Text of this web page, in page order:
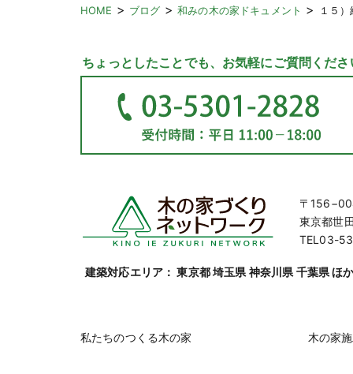
HOME > ブログ >和みの木の家ドキュメント > １５
ちょっとしたことでも、お気軽にご質問くださ
〒
東京都世
TEL03-
建築対応エリア： 東京都 埼玉県 神奈川県 千葉県 ほ
私たちのつくる木の家 木の家